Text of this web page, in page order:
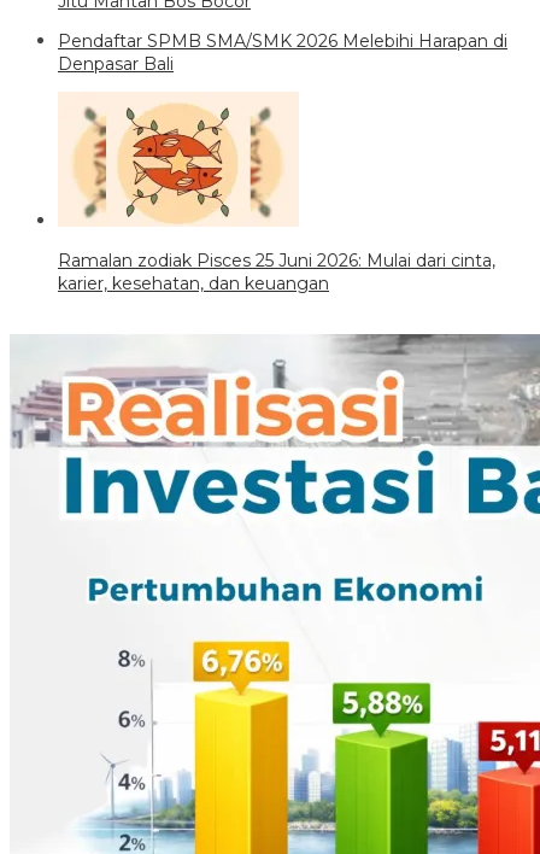
Pendaftar SPMB SMA/SMK 2026 Melebihi Harapan di
Denpasar Bali
Ramalan zodiak Pisces 25 Juni 2026: Mulai dari cinta,
karier, kesehatan, dan keuangan